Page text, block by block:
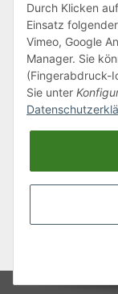
Klagenfurter
9556 Liebenfels
Montag bis
Freitag: 8:00 bis
Tel.:0043 (0) 4262
* Alle Preise inkl.
Durch Klicken
Einsatz
Vimeo, Google
Manager. Sie
(Fingerabdruck-
Sie unter